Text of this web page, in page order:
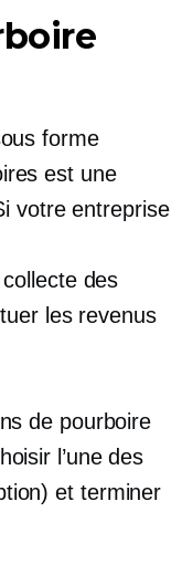
forme
est une
votre entreprise
des
les revenus
de pourboire
l’une des
et terminer